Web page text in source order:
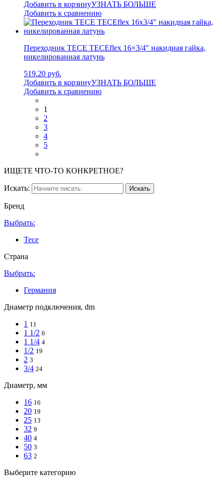
Добавить в корзинуУЗНАТЬ БОЛЬШЕ
Добавить к сравнению
Переходник TECE TECEflex 16×3/4″ накидная гайка,
никелированная латунь
519.20 руб.
Добавить в корзинуУЗНАТЬ БОЛЬШЕ
Добавить к сравнению
1
2
3
4
5
ИЩЕТЕ ЧТО-ТО КОНКРЕТНОЕ?
Искать:
Бренд
Выбрать:
Tece
Страна
Выбрать:
Германия
Диаметр подключения, dm
1 11
1 1/2 6
1 1/4 4
1/2 19
2 3
3/4 24
Диаметр, мм
16 16
20 19
25 13
32 9
40 4
50 3
63 2
Выберите категорию